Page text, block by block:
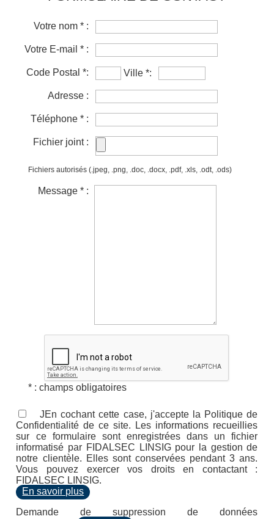
Votre nom * :
Votre E-mail * :
Code Postal *: Ville *:
Adresse :
Téléphone * :
Fichier joint :
Fichiers autorisés (.jpeg, .png, .doc, .docx, .pdf, .xls, .odt, .ods)
Message * :
* : champs obligatoires
JEn cochant cette case, j'accepte la Politique de
Confidentialité de ce site. Les informations recueillies
sur ce formulaire sont enregistrées dans un fichier
informatisé par FIDALSEC LINSIG pour la gestion de
notre clientèle. Elles sont conservées pendant 3 ans.
Vous pouvez exercer vos droits en contactant :
FIDALSEC LINSIG.
En savoir plus
Demande de suppression de données